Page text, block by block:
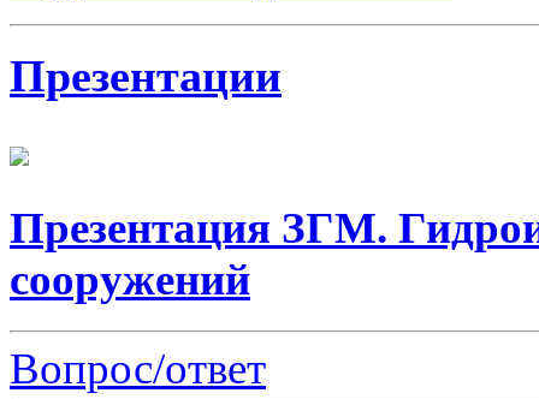
Презентации
Презентация ЗГМ.
сооружений
Вопрос/ответ